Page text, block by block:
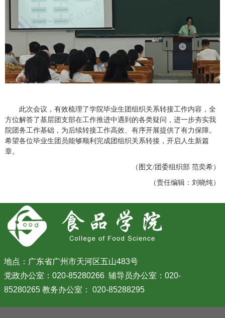
此次会议，有效梳理了学院毕业生团组织关系转接工作内容，全
方位解答了基层团支部在工作推进中遇到的各类疑问，进一步夯实我
院团务工作基础，为后续转接工作高效、有序开展提供了有力保障。
希望各位毕业生团员能够顺利完成团组织关系转接，开启人生新篇
章。
（图文/团委组织部 范奕希）
（责任编辑：刘晓纯）
地点：广东省广州市天河区五山483号
党政办公室：020-85280266 辅导员办公室：020-
85280265 教务办公室： 020-85288295